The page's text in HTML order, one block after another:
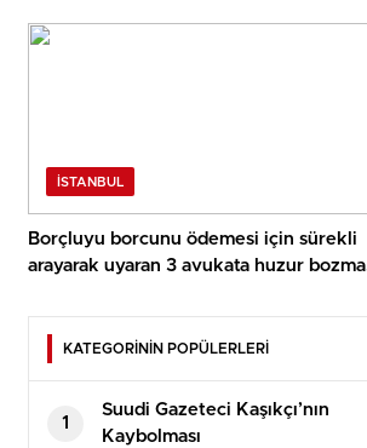
İSTANBUL
Borçluyu borcunu ödemesi için sürekli
arayarak uyaran 3 avukata huzur bozma
KATEGORİNİN POPÜLERLERİ
1
Suudi Gazeteci Kaşıkçı’nın
Kaybolması